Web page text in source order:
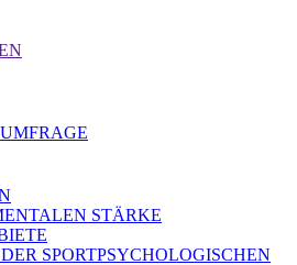
STÄRKE
SPORTPSYCHOLOGISCHEN